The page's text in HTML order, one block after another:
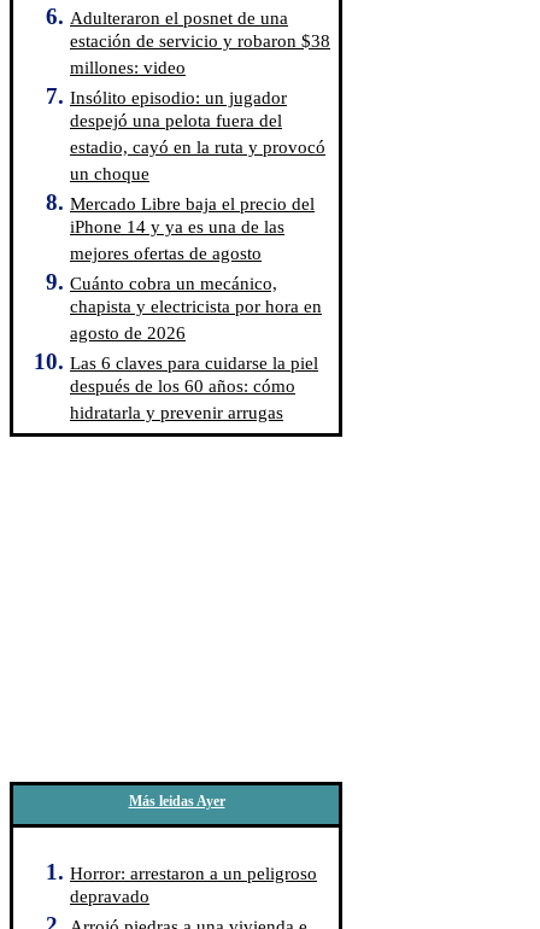
Adulteraron el posnet de una
estación de servicio y robaron $38
millones: video
Insólito episodio: un jugador
despejó una pelota fuera del
estadio, cayó en la ruta y provocó
un choque
Mercado Libre baja el precio del
iPhone 14 y ya es una de las
mejores ofertas de agosto
Cuánto cobra un mecánico,
chapista y electricista por hora en
agosto de 2026
Las 6 claves para cuidarse la piel
después de los 60 años: cómo
hidratarla y prevenir arrugas
Más leidas Ayer
Horror: arrestaron a un peligroso
depravado